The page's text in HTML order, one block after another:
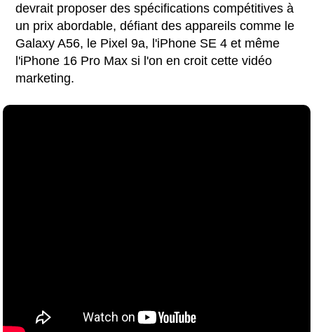
devrait proposer des spécifications compétitives à
un prix abordable, défiant des appareils comme le
Galaxy A56, le Pixel 9a, l'iPhone SE 4 et même
l'iPhone 16 Pro Max si l'on en croit cette vidéo
marketing.